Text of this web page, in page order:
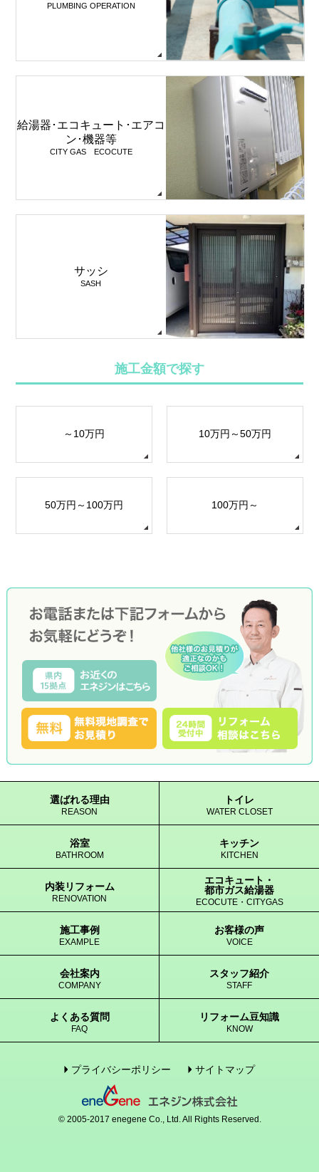
PLUMBING OPERATION
給湯器･エコキュート･エアコ
ン･機器等
CITY GAS ECOCUTE
サッシ
SASH
施工金額で探す
～10万円 10万円～50万円
50万円～100万円 100万円～
選ばれる理由
REASON
トイレ
WATER CLOSET
浴室
BATHROOM
キッチン
KITCHEN
内装リフォーム
RENOVATION
エコキュート・
都市ガス給湯器
ECOCUTE・CITYGAS
施工事例
EXAMPLE
お客様の声
VOICE
会社案内
COMPANY
スタッフ紹介
STAFF
よくある質問
FAQ
リフォーム豆知識
KNOW
プライバシーポリシー サイトマップ
© 2005-2017 enegene Co., Ltd. All Rights Reserved.